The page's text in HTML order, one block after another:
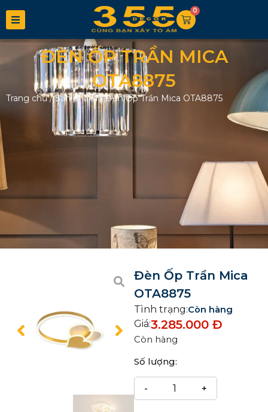
0
ĐÈN ỐP TRẦN MICA
OTA8875
Trang chủ/Sản phẩm/Đèn Ốp Trần Mica OTA8875
Đèn Ốp Trần Mica
OTA8875
Tình trạng:Còn hàng
Giá:3.285.000 Đ
Còn hàng
Số lượng: